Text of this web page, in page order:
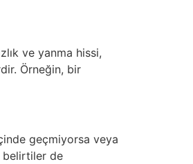
ve yanma hissi,
Örneğin, bir
geçmiyorsa veya
belirtiler de